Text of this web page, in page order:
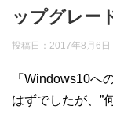
ップグレー
投稿日：2017年8月6日
「Windows10へ
はずでしたが、”